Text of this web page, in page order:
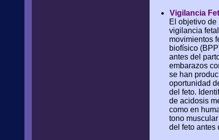
Vigilancia
El objetivo
vigilancia
movimientos
biofísico
antes del
embarazos
se han
oportunidad
del feto.
de acidosis
como en
tono
del feto antes